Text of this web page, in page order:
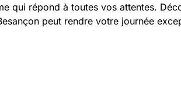
qui répond à toutes vos attentes.
peut rendre votre journée